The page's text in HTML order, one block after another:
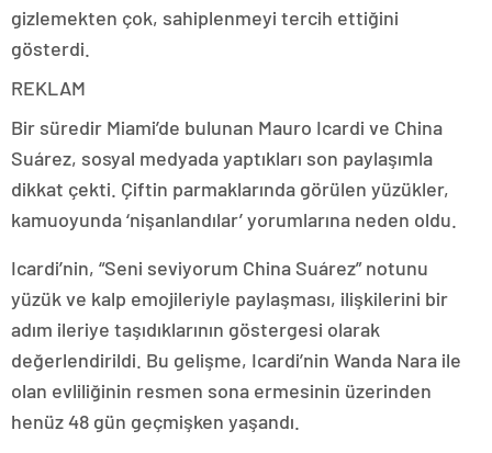
gizlemekten çok, sahiplenmeyi tercih ettiğini
gösterdi.
REKLAM
Bir süredir Miami’de bulunan Mauro Icardi ve China
Suárez, sosyal medyadayaptıkları son paylaşımla
dikkat çekti. Çiftin parmaklarında görülen yüzükler,
kamuoyunda ‘nişanlandılar’yorumlarına neden oldu.
Icardi’nin, “Seni seviyorum China Suárez”notunu
yüzük ve kalp emojileriyle paylaşması, ilişkilerini bir
adım ileriye taşıdıklarının göstergesi olarak
değerlendirildi. Bu gelişme, Icardi’nin Wanda Nara ile
olan evliliğinin resmen sona ermesinin üzerinden
henüz48 gün geçmişken yaşandı.